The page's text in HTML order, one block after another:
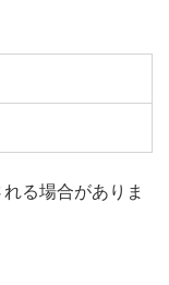
る場合がありま